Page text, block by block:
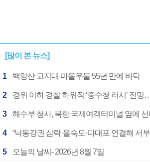
[많이 본 뉴스]
1 백양산 고지대 마을우물 55년 만에 바닥
2 경위 이하 경찰 하위직 ‘중수청 러시’ 전
3 해수부 청사, 북항 국제여객터미널 옆에
4 “낙동강권 삼락·을숙도·다대포 연결해 서
5 오늘의 날씨- 2026년 8월 7일